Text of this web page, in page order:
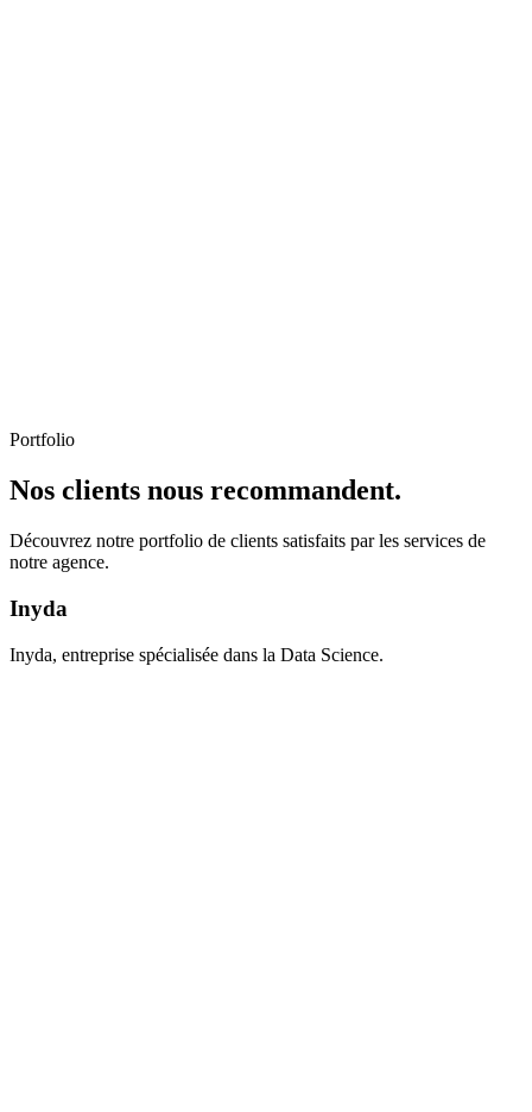
Portfolio
Nos clients nous recommandent.
Découvrez notre portfolio de clients satisfaits par les services de
notre agence.
Inyda
Inyda, entreprise spécialisée dans la Data Science.